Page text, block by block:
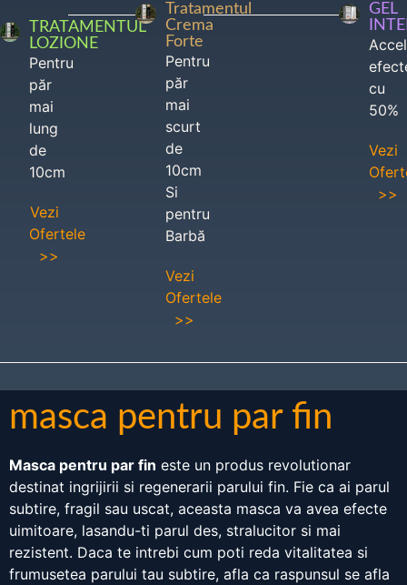
TRATAMENTUL
LOZIONE
Pentru
păr
mai
lung
de
10cm
Vezi
Ofertele
>>
Tratamentul
Crema
Forte
Pentru
păr
mai
scurt
de
10cm
Si
pentru
Barbă
Vezi
Ofertele
>>
GEL
cu
50%
Vezi
>>
masca pentru par fin
Masca pentru par fin este un produs revolutionar
destinat ingrijirii si regenerarii parului fin. Fie ca ai parul
subtire, fragil sau uscat, aceasta masca va avea efecte
uimitoare, lasandu-ti parul des, stralucitor si mai
rezistent. Daca te intrebi cum poti reda vitalitatea si
frumusetea parului tau subtire, afla ca raspunsul se afla